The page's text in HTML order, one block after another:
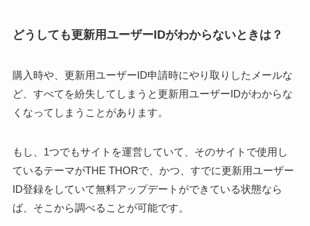
どうしても更新用ユーザーIDがわからないときは？
購入時や、更新用ユーザーID申請時にやり取りしたメールな
ど、すべてを紛失してしまうと更新用ユーザーIDがわからな
くなってしまうことがあります。
もし、1つでもサイトを運営していて、そのサイトで使用し
ているテーマがTHE THORで、かつ、すでに更新用ユーザー
ID登録をしていて無料アップデートができている状態なら
ば、そこから調べることが可能です。